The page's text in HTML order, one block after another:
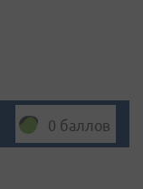
0 баллов